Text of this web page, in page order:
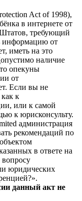
Act of 1998),
в интернете от
требующий
информацию от
иметь на это
наличие
опекуны
от
Если вы не
к
или к самой
к юрисконсульту.
администрация
рекомендаций по
в ответе на
юридических
данный акт не